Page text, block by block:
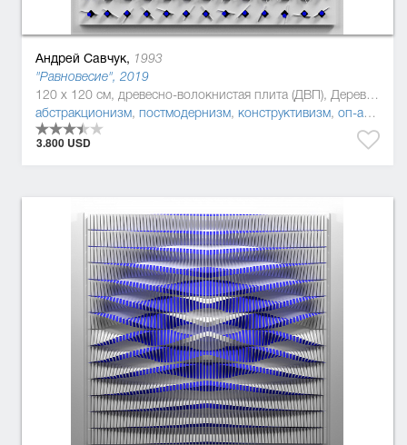
Андрей Савчук, 1993
"Равновесие", 2019
120 x 120 см, древесно-волокнистая плита (ДВП), Дерево, полиуретан
абстракционизм, постмодернизм, конструктивизм, оп-арт
3.800 USD